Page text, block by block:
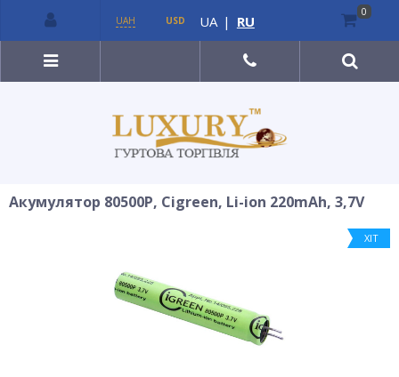
Акумулятор 80500P, Cigreen, Li-ion 220mAh, 3,7V
ХІТ
UAH USD UA | RU
0